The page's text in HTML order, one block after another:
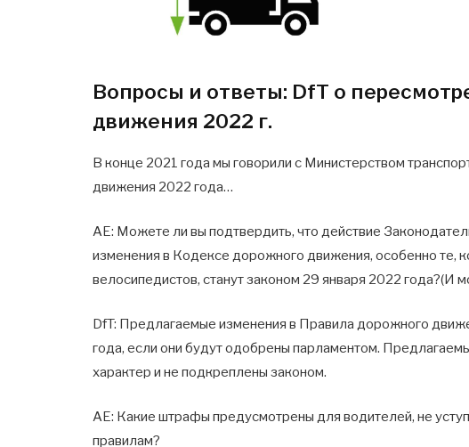
Вопросы и ответы: DfT о
движения 2022 г.
В конце 2021 года мы говорили с Министерством
движения 2022 года…
AE: Можете ли вы подтвердить, что действие
изменения в Кодексе дорожного движения, особенно те,
велосипедистов, станут законом 29 января 2022 года?(И
DfT: Предлагаемые изменения в Правила дорожного
года, если они будут одобрены парламентом.
характер и не подкреплены законом.
AE: Какие штрафы предусмотрены для водителей, не
правилам?